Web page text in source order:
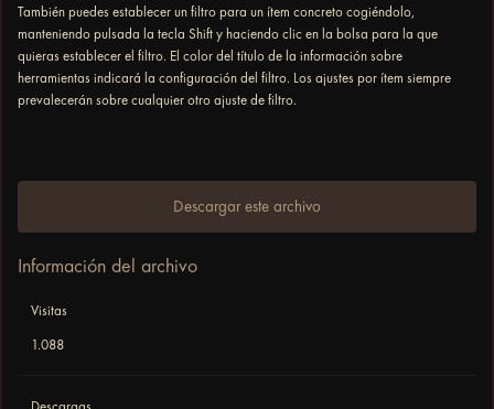
También puedes establecer un filtro para un ítem concreto cogiéndolo,
manteniendo pulsada la tecla Shift y haciendo clic en la bolsa para la que
quieras establecer el filtro. El color del título de la información sobre
herramientas indicará la configuración del filtro. Los ajustes por ítem siempre
prevalecerán sobre cualquier otro ajuste de filtro.
Descargar este archivo
Información del archivo
Visitas
1.088